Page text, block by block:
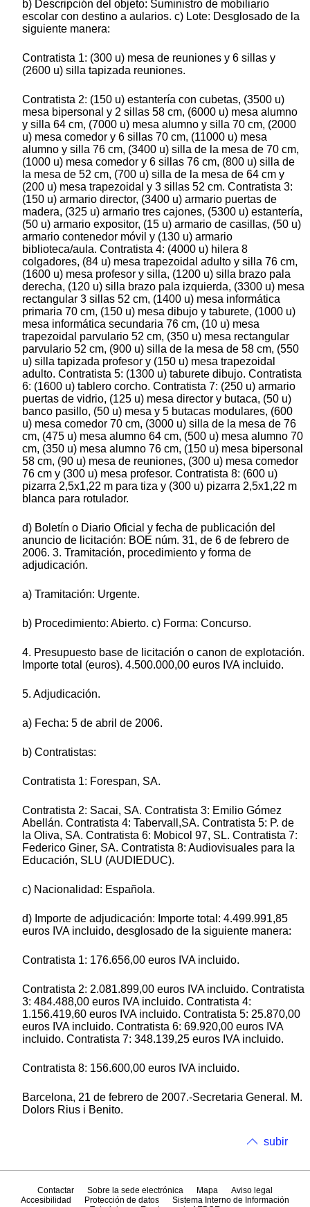
b) Descripción del objeto: Suministro de mobiliario
escolar con destino a aularios. c) Lote: Desglosado de la
siguiente manera:
Contratista 1: (300 u) mesa de reuniones y 6 sillas y
(2600 u) silla tapizada reuniones.
Contratista 2: (150 u) estantería con cubetas, (3500 u)
mesa bipersonal y 2 sillas 58 cm, (6000 u) mesa alumno
y silla 64 cm, (7000 u) mesa alumno y silla 70 cm, (2000
u) mesa comedor y 6 sillas 70 cm, (11000 u) mesa
alumno y silla 76 cm, (3400 u) silla de la mesa de 70 cm,
(1000 u) mesa comedor y 6 sillas 76 cm, (800 u) silla de
la mesa de 52 cm, (700 u) silla de la mesa de 64 cm y
(200 u) mesa trapezoidal y 3 sillas 52 cm. Contratista 3:
(150 u) armario director, (3400 u) armario puertas de
madera, (325 u) armario tres cajones, (5300 u) estantería,
(50 u) armario expositor, (15 u) armario de casillas, (50 u)
armario contenedor móvil y (130 u) armario
biblioteca/aula. Contratista 4: (4000 u) hilera 8
colgadores, (84 u) mesa trapezoidal adulto y silla 76 cm,
(1600 u) mesa profesor y silla, (1200 u) silla brazo pala
derecha, (120 u) silla brazo pala izquierda, (3300 u) mesa
rectangular 3 sillas 52 cm, (1400 u) mesa informática
primaria 70 cm, (150 u) mesa dibujo y taburete, (1000 u)
mesa informática secundaria 76 cm, (10 u) mesa
trapezoidal parvulario 52 cm, (350 u) mesa rectangular
parvulario 52 cm, (900 u) silla de la mesa de 58 cm, (550
u) silla tapizada profesor y (150 u) mesa trapezoidal
adulto. Contratista 5: (1300 u) taburete dibujo. Contratista
6: (1600 u) tablero corcho. Contratista 7: (250 u) armario
puertas de vidrio, (125 u) mesa director y butaca, (50 u)
banco pasillo, (50 u) mesa y 5 butacas modulares, (600
u) mesa comedor 70 cm, (3000 u) silla de la mesa de 76
cm, (475 u) mesa alumno 64 cm, (500 u) mesa alumno 70
cm, (350 u) mesa alumno 76 cm, (150 u) mesa bipersonal
58 cm, (90 u) mesa de reuniones, (300 u) mesa comedor
76 cm y (300 u) mesa profesor. Contratista 8: (600 u)
pizarra 2,5x1,22 m para tiza y (300 u) pizarra 2,5x1,22 m
blanca para rotulador.
d) Boletín o Diario Oficial y fecha de publicación del
anuncio de licitación: BOE núm. 31, de 6 de febrero de
2006. 3. Tramitación, procedimiento y forma de
adjudicación.
a) Tramitación: Urgente.
b) Procedimiento: Abierto. c) Forma: Concurso.
4. Presupuesto base de licitación o canon de explotación.
Importe total (euros). 4.500.000,00 euros IVA incluido.
5. Adjudicación.
a) Fecha: 5 de abril de 2006.
b) Contratistas:
Contratista 1: Forespan, SA.
Contratista 2: Sacai, SA. Contratista 3: Emilio Gómez
Abellán. Contratista 4: Tabervall,SA. Contratista 5: P. de
la Oliva, SA. Contratista 6: Mobicol 97, SL. Contratista 7:
Federico Giner, SA. Contratista 8: Audiovisuales para la
Educación, SLU (AUDIEDUC).
c) Nacionalidad: Española.
d) Importe de adjudicación: Importe total: 4.499.991,85
euros IVA incluido, desglosado de la siguiente manera:
Contratista 1: 176.656,00 euros IVA incluido.
Contratista 2: 2.081.899,00 euros IVA incluido. Contratista
3: 484.488,00 euros IVA incluido. Contratista 4:
1.156.419,60 euros IVA incluido. Contratista 5: 25.870,00
euros IVA incluido. Contratista 6: 69.920,00 euros IVA
incluido. Contratista 7: 348.139,25 euros IVA incluido.
Contratista 8: 156.600,00 euros IVA incluido.
Barcelona, 21 de febrero de 2007.-Secretaria General. M.
Dolors Rius i Benito.
subir
Contactar Sobre la sede electrónica Mapa
Aviso legal
Accesibilidad
Protección de datos
Sistema Interno de Información